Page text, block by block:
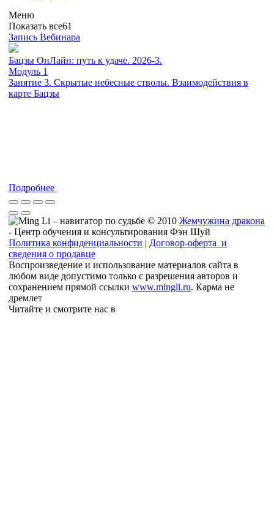
Меню
Показать все61
Запись Вебинара
Бацзы ОнЛайн: путь к удаче. 2026-3.
Модуль 1
Занятие 3. Скрытые небесные стволы. Взаимодействия в
карте Бацзы
Подробнее
© 2010 Жемчужина дракона
- Центр обучения и консультирования Фэн Шуй
Политика конфиденциальности | Договор-оферта и
сведения о продавце
Воспроизведение и использование материалов сайта в
любом виде допустимо только с разрешения авторов и
сохранением прямой ссылки www.mingli.ru. Карма не
дремлет
Читайте и смотрите нас в